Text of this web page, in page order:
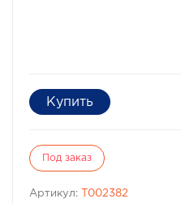
Под заказ
Артикул:
T002382